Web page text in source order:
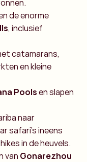
de enorme
, inclusief
catamarans,
en kleine
Poolsen slapen
naar
safari’s ineens
in de heuvels.
van Gonarezhou